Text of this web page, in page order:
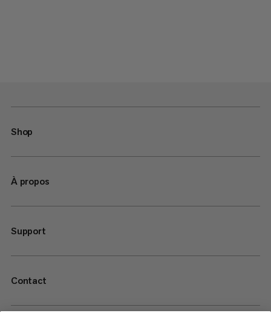
Shop
À propos
Support
Contact